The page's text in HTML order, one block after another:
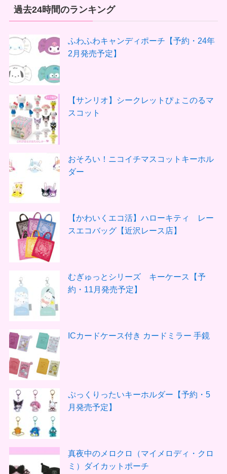
過去24時間のランキング
ふわふわキャンディポーチ【予約・24年
2月発売予定】
【サンリオ】シークレットぴょこのるマ
スコット
おそろい！ニコイチマスコットキーホル
ダー
【かわいくエコ活】ハローキティ レー
スエコバッグ【近沢レース店】
むぎゅっとシリーズ キーケース【予
約・11月発売予定】
ICカードケース付き カードミラー 手鏡
ぷっくりったいキーホルダー【予約・5
月発売予定】
真夜中のメロクロ（マイメロディ・クロ
ミ）ダイカットポーチ